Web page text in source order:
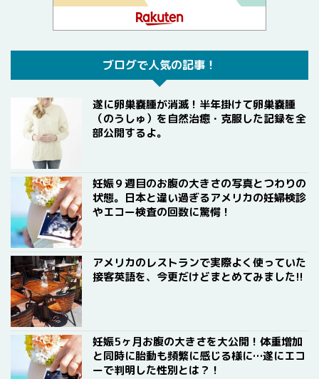
ブログで人気の記事！
遂に卵巣嚢腫が消滅！半年掛けて卵巣嚢腫
（のうしゅ）を自然治癒・克服した記録を全
部公開するよ。
妊娠９週目のお腹の大きさの写真とつわりの
状態。日本と違い過ぎるアメリカの妊婦検診
やエコー検査の回数に驚愕！
アメリカのレストランで実際よく使っていた
接客英語を、今更だけどまとめてみました!!
妊娠5ヶ月お腹の大きさを大公開！体重増加
と同時に胎動も頻繁に感じる様に…遂にエコ
ーで判明した性別とは？！